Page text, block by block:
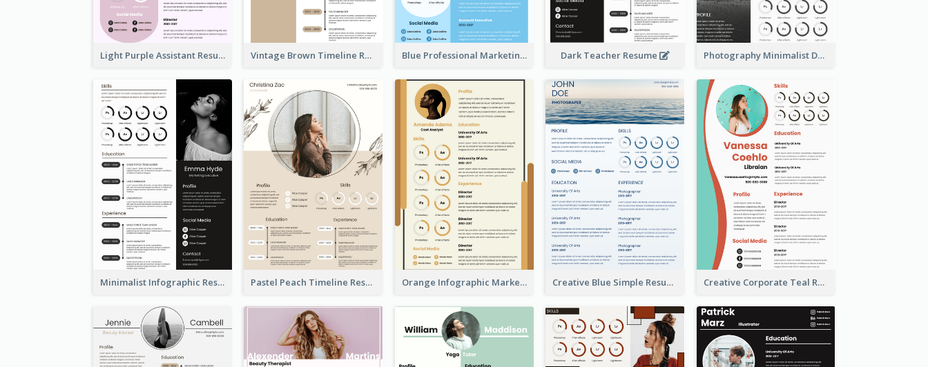
Light Purple Assistant Resume Vintage Brown Timeline Resume Blue Professional Marketing Resume Dark Teacher Resume Photography Minimalist Design Resume
Minimalist Infographic Resume Pastel Peach Timeline Resume Orange Infographic Market Analyst Resume Creative Blue Simple Resume Creative Corporate Teal Resume